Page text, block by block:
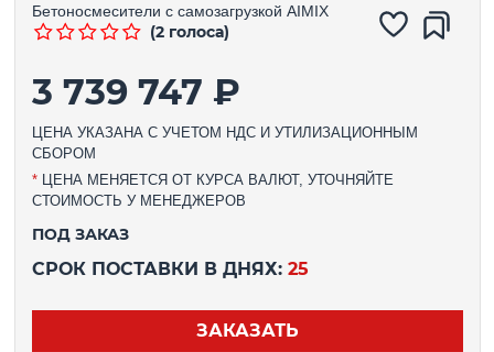
Бетоносмесители с самозагрузкой AIMIX
(2 голоса)
3 739 747 ₽
ЦЕНА УКАЗАНА С УЧЕТОМ НДС И УТИЛИЗАЦИОННЫМ
СБОРОМ
*ЦЕНА МЕНЯЕТСЯ ОТ КУРСА ВАЛЮТ, УТОЧНЯЙТЕ
СТОИМОСТЬ У МЕНЕДЖЕРОВ
ПОД ЗАКАЗ
СРОК ПОСТАВКИ В ДНЯХ: 25
ЗАКАЗАТЬ